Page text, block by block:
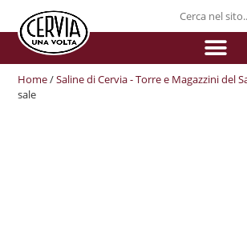
Home/Saline di Cervia - Torre e Magazzini del
sale